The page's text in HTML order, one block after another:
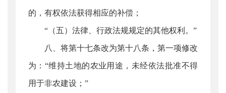
的，有权依法获得相应的补偿；
“（五）法律、行政法规规定的其他权利。”
八、将第十七条改为第十八条，第一项修改
为：“维持土地的农业用途，未经依法批准不得
用于非农建设；”